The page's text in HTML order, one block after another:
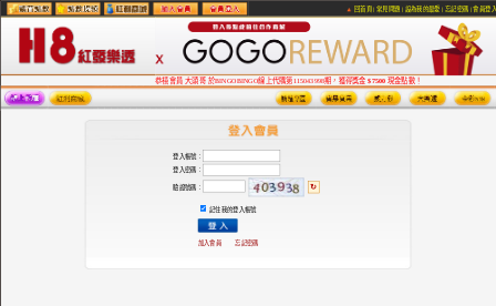
回首頁 | 常見問題 | 設為我的最愛 | 忘記密碼 | 會員登入
恭禧會員 大頭哥 於BINGOBINGO線上代購第115043998期，獲得獎金$7500 現金點數！
登入帳號：
登入密碼：
驗證號碼： ↻
記住我的登入帳號
加入會員 忘記密碼